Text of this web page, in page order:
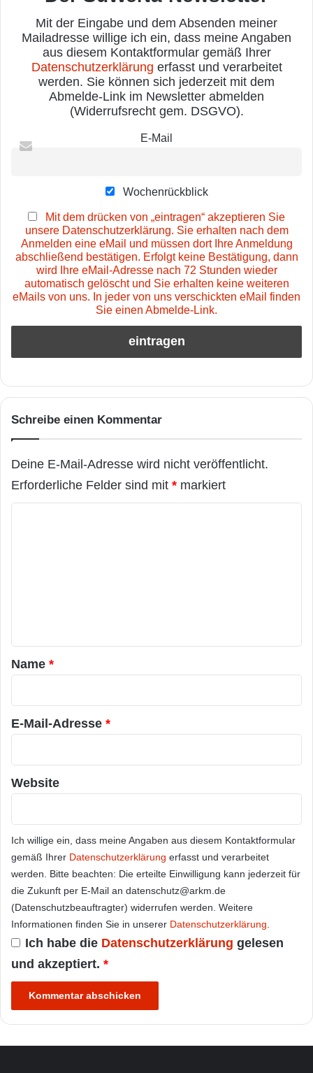
Mit der Eingabe und dem Absenden meiner
Mailadresse willige ich ein, dass meine Angaben
aus diesem Kontaktformular gemäß Ihrer
Datenschutzerklärung erfasst und verarbeitet
werden. Sie können sich jederzeit mit dem
Abmelde-Link im Newsletter abmelden
(Widerrufsrecht gem. DSGVO).
E-Mail
Wochenrückblick
Mit dem drücken von „eintragen“ akzeptieren Sie
unsere Datenschutzerklärung. Sie erhalten nach dem
Anmelden eine eMail und müssen dort Ihre Anmeldung
abschließend bestätigen. Erfolgt keine Bestätigung, dann
wird Ihre eMail-Adresse nach 72 Stunden wieder
automatisch gelöscht und Sie erhalten keine weiteren
eMails von uns. In jeder von uns verschickten eMail finden
Sie einen Abmelde-Link.
Schreibe einen Kommentar
Deine E-Mail-Adresse wird nicht veröffentlicht.
Erforderliche Felder sind mit * markiert
a
r
*
Name *
E-Mail-Adresse *
Website
Ich willige ein, dass meine Angaben aus diesem Kontaktformular
gemäß Ihrer Datenschutzerklärung erfasst und verarbeitet
werden. Bitte beachten: Die erteilte Einwilligung kann jederzeit für
die Zukunft per E-Mail an datenschutz@arkm.de
(Datenschutzbeauftragter) widerrufen werden. Weitere
Informationen finden Sie in unserer Datenschutzerklärung
Ich habe die Datenschutzerklärung gelesen
und akzeptiert. *